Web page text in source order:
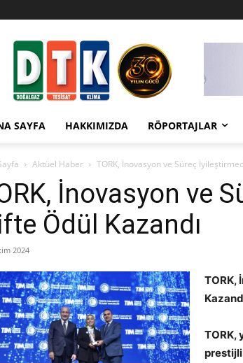
SAYFA HAKKIMIZDA RÖPORTAJLAR
Aktüel Haber TORK, İnovasyon ve Süreç
İnovasyon ve
Ödül Kazandı
2024
TORK,
TORK,
prestijli